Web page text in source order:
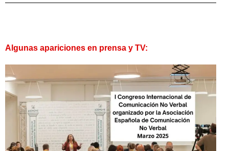
Algunas apariciones en prensa y TV: